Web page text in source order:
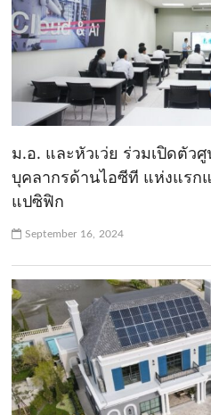
ม.อ. และหัวเว่ย ร่วมเปิดตั
บุคลากรด้านไอซีที แห่งแรก
แปซิฟิก
September 16, 2024